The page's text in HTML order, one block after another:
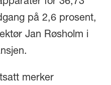
for 36,73
på 2,6 prosent,
Jan Røsholm i
merker